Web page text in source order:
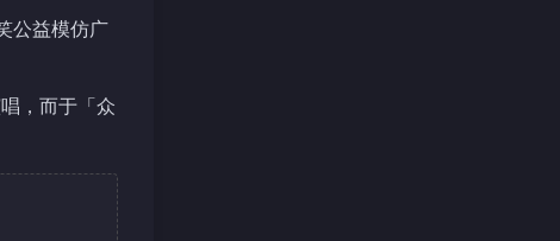
公益模仿广
，而于「众